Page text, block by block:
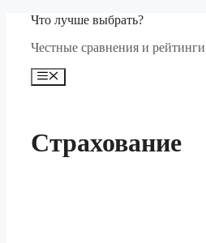
Перейти
содержимому
Что лучше выбрать?
Честные сравнения и рейтинги
Меню
Страхование